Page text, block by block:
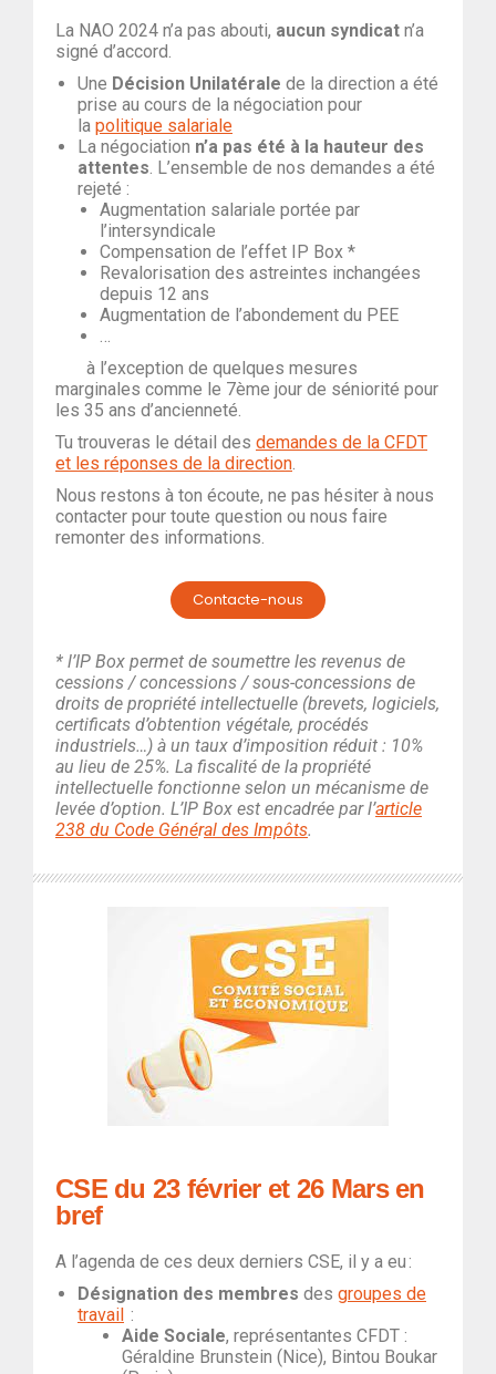
La NAO 2024 n’a pas abouti, aucun syndicat n’a
signé d’accord.
Une Décision Unilatérale de la direction a été
prise au cours de la négociation pour
la politique salariale
La négociation n’a pas été à la hauteur des
attentes. L’ensemble de nos demandes a été
rejeté :
Augmentation salariale portée par
l’intersyndicale
Compensation de l’effet IP Box *
Revalorisation des astreintes inchangées
depuis 12 ans
Augmentation de l’abondement du PEE
…
à l’exception de quelques mesures
marginales comme le 7ème jour de séniorité pour
les 35 ans d’ancienneté.
Tu trouveras le détail des demandes de la CFDT
et les réponses de la direction.
Nous restons à ton écoute, ne pas hésiter à nous
contacter pour toute question ou nous faire
remonter des informations.
Contacte-nous
* l’IP Box permet de soumettre les revenus de
cessions / concessions / sous-concessions de
droits de propriété intellectuelle (brevets, logiciels,
certificats d’obtention végétale, procédés
industriels…) à un taux d’imposition réduit : 10%
au lieu de 25%. La fiscalité de la propriété
intellectuelle fonctionne selon un mécanisme de
levée d’option. L’IP Box est encadrée par l’article
238 du Code Général des Impôts.
CSE du 23 février et 26 Mars en
bref
A l’agenda de ces deux derniers CSE, il y a eu :
Désignation des membres des groupes de
travail :
Aide Sociale, représentantes CFDT :
Géraldine Brunstein (Nice), Bintou Boukar